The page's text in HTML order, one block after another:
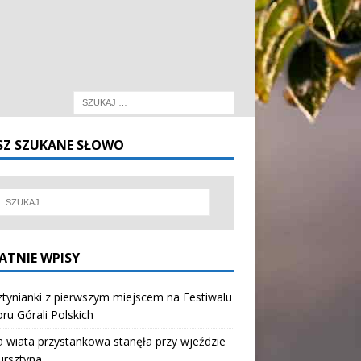
SZUKANE SŁOWO
WPISY
z pierwszym miejscem na Festiwalu
Górali Polskich
wiata przystankowa stanęła przy wjeździe